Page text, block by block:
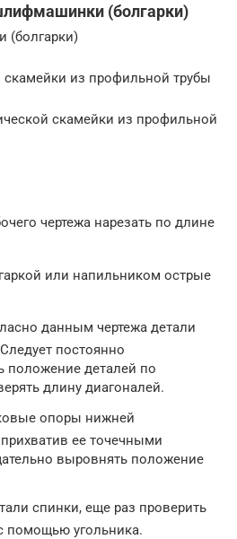
(болгарки)
(болгарки)
скамейки из профильной трубы
скамейки из профильной
чертежа нарезать по длине
или напильником острые
данным чертежа детали
постоянно
положение деталей по
длину диагоналей.
опоры нижней
ее точечными
выровнять положение
спинки, еще раз проверить
помощью угольника.